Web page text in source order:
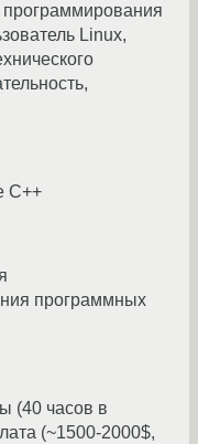
Linux,
С++
программных
(40 часов в
(~1500-2000$,